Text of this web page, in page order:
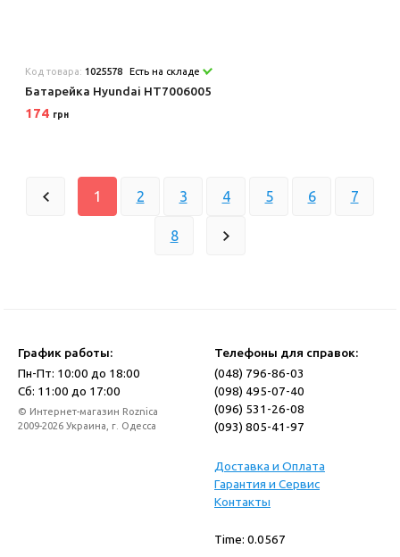
Код товара: 1025578 Есть на складе
Батарейка Hyundai HT7006005
174 грн
1 2 3 4 5 6 7
8
График работы:
Пн-Пт: 10:00 до 18:00
Сб: 11:00 до 17:00
© Интернет-магазин Roznica
2009-2026 Украина, г. Одесса
Телефоны для справок:
(048) 796-86-03
(098) 495-07-40
(096) 531-26-08
(093) 805-41-97
Доставка и Оплата
Гарантия и Сервис
Контакты
Time: 0.0567